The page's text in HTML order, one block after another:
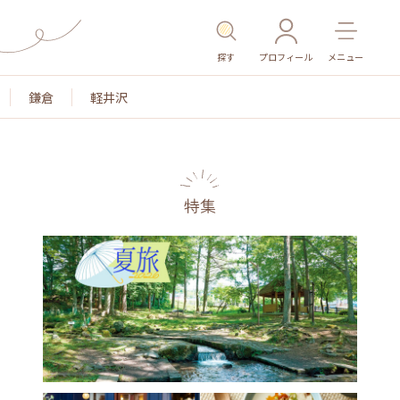
探す プロフィール メニュー
鎌倉 軽井沢
名所・旧跡 温泉・スパ その他施設 ごはん
特集